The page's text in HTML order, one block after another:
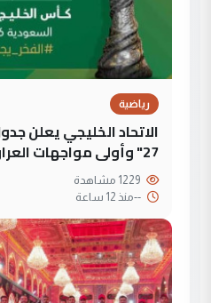
رياضية
الاتحاد الخليجي يعلن
27" وأولى مواجهات العراق
--منذ 12 ساعة